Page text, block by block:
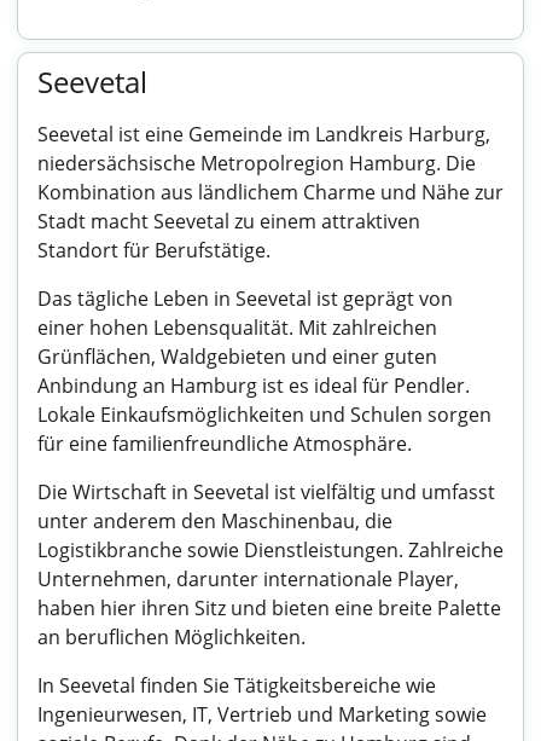
Seevetal
Seevetal ist eine Gemeinde im Landkreis Harburg,
niedersächsische Metropolregion Hamburg. Die
Kombination aus ländlichem Charme und Nähe zur
Stadt macht Seevetal zu einem attraktiven
Standort für Berufstätige.
Das tägliche Leben in Seevetal ist geprägt von
einer hohen Lebensqualität. Mit zahlreichen
Grünflächen, Waldgebieten und einer guten
Anbindung an Hamburg ist es ideal für Pendler.
Lokale Einkaufsmöglichkeiten und Schulen sorgen
für eine familienfreundliche Atmosphäre.
Die Wirtschaft in Seevetal ist vielfältig und umfasst
unter anderem den Maschinenbau, die
Logistikbranche sowie Dienstleistungen. Zahlreiche
Unternehmen, darunter internationale Player,
haben hier ihren Sitz und bieten eine breite Palette
an beruflichen Möglichkeiten.
In Seevetal finden Sie Tätigkeitsbereiche wie
Ingenieurwesen, IT, Vertrieb und Marketing sowie